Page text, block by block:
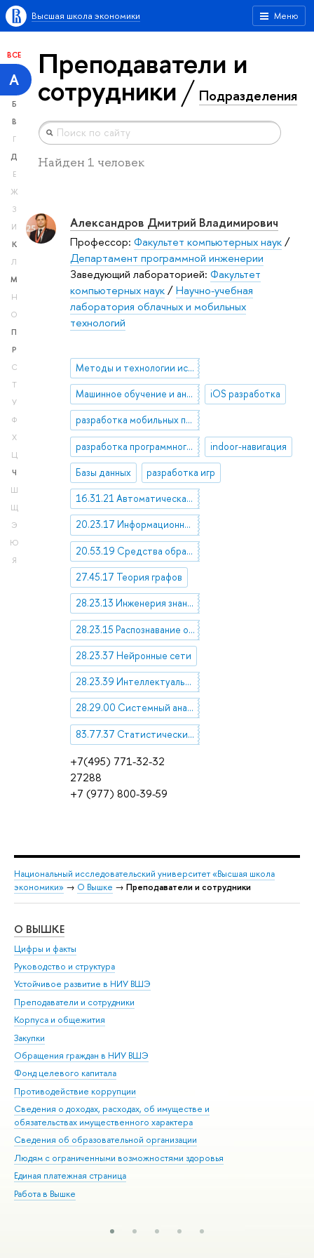
Меню
Высшая школа экономики
ВСЕ
А
Б
В
Г
Д
Е
Ж
З
И
К
Л
М
Н
О
П
Р
С
Т
У
Ф
Х
Ц
Ч
Ш
Щ
Э
Ю
Я
Преподаватели и
сотрудники Подразделения
Найден 1 человек
+7(495) 771-32-32
27288
+7 (977) 800-39-59
Александров Дмитрий Владимирович
Профессор: Факультет компьютерных наук/
Департамент программной инженерии
Заведующий лабораторией: Факультет
компьютерных наук/Научно-учебная
лаборатория облачных и мобильных
технологий
Методы и технологии искусственного интеллекта
Машинное обучение и анализ данных iOS разработка
разработка мобильных приложений
разработка программного обеспечения indoor-навигация
Базы данных разработка игр
16.31.21 Автоматическая обработка текста. Автоматический перевод. Автоматическое распознавание речи
20.23.17 Информационно-поисковые массивы. Базы данных. Манипулирование данными и файлами
20.53.19 Средства обработки и поиска информации
27.45.17 Теория графов
28.23.13 Инженерия знаний. Представление знаний
28.23.15 Распознавание образов. Обработка изображений
28.23.37 Нейронные сети
28.23.39 Интеллектуальные базы знаний
28.29.00 Системный анализ
83.77.37 Статистические банки и базы данных
Национальный исследовательский университет «Высшая школа
экономики» → О Вышке → Преподаватели и сотрудники
О ВЫШКЕ
Цифры и факты
Руководство и структура
Устойчивое развитие в НИУ ВШЭ
Преподаватели и сотрудники
Корпуса и общежития
Закупки
Обращения граждан в НИУ ВШЭ
Фонд целевого капитала
Противодействие коррупции
Сведения о доходах, расходах, об имуществе и
обязательствах имущественного характера
Сведения об образовательной организации
Людям с ограниченными возможностями здоровья
Единая платежная страница
Работа в Вышке